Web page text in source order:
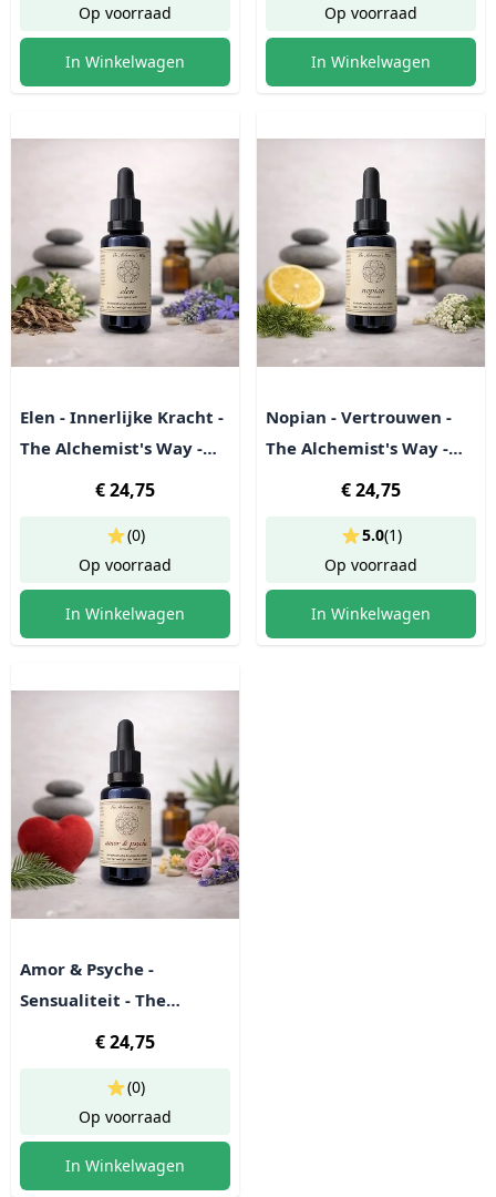
Op voorraad
In Winkelwagen
Op voorraad
In Winkelwagen
Elen - Innerlijke Kracht -
The Alchemist's Way -
Kruidenpreparaat
€ 24,75
Op voorraad
(0)
In Winkelwagen
Nopian - Vertrouwen -
The Alchemist's Way -
Kruidenpreparaat
€ 24,75
Op voorraad
5.0(1)
In Winkelwagen
Amor & Psyche -
Sensualiteit - The
Alchemist's Way -
€ 24,75
Op voorraad
(0)
In Winkelwagen